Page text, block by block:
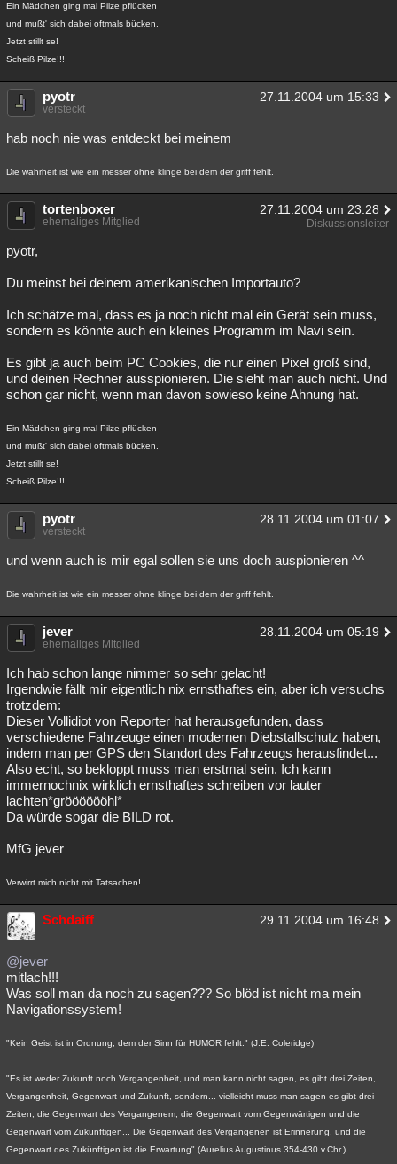
Ein Mädchen ging mal Pilze pflücken
und mußt' sich dabei oftmals bücken.
Jetzt stillt se!
Scheiß Pilze!!!
pyotr 27.11.2004 um 15:33
versteckt
hab noch nie was entdeckt bei meinem
Die wahrheit ist wie ein messer ohne klinge bei dem der griff fehlt.
tortenboxer 27.11.2004 um 23:28
ehemaliges Mitglied Diskussionsleiter
pyotr,
Du meinst bei deinem amerikanischen Importauto?
Ich schätze mal, dass es ja noch nicht mal ein Gerät sein muss,
sondern es könnte auch ein kleines Programm im Navi sein.
Es gibt ja auch beim PC Cookies, die nur einen Pixel groß sind,
und deinen Rechner ausspionieren. Die sieht man auch nicht. Und
schon gar nicht, wenn man davon sowieso keine Ahnung hat.
Ein Mädchen ging mal Pilze pflücken
und mußt' sich dabei oftmals bücken.
Jetzt stillt se!
Scheiß Pilze!!!
pyotr 28.11.2004 um 01:07
versteckt
und wenn auch is mir egal sollen sie uns doch auspionieren ^^
Die wahrheit ist wie ein messer ohne klinge bei dem der griff fehlt.
jever 28.11.2004 um 05:19
ehemaliges Mitglied
Ich hab schon lange nimmer so sehr gelacht!
Irgendwie fällt mir eigentlich nix ernsthaftes ein, aber ich versuchs
trotzdem:
Dieser Vollidiot von Reporter hat herausgefunden, dass
verschiedene Fahrzeuge einen modernen Diebstallschutz haben,
indem man per GPS den Standort des Fahrzeugs herausfindet...
Also echt, so bekloppt muss man erstmal sein. Ich kann
immernochnix wirklich ernsthaftes schreiben vor lauter
lachten*grööööööhl*
Da würde sogar die BILD rot.
MfG jever
Verwirrt mich nicht mit Tatsachen!
Schdaiff 29.11.2004 um 16:48
@jever
mitlach!!!
Was soll man da noch zu sagen??? So blöd ist nicht ma mein
Navigationssystem!
"Kein Geist ist in Ordnung, dem der Sinn für HUMOR fehlt." (J.E. Coleridge)
"Es ist weder Zukunft noch Vergangenheit, und man kann nicht sagen, es gibt drei Zeiten,
Vergangenheit, Gegenwart und Zukunft, sondern... vielleicht muss man sagen es gibt drei
Zeiten, die Gegenwart des Vergangenem, die Gegenwart vom Gegenwärtigen und die
Gegenwart vom Zukünftigen... Die Gegenwart des Vergangenen ist Erinnerung, und die
Gegenwart des Zukünftigen ist die Erwartung" (Aurelius Augustinus 354-430 v.Chr.)